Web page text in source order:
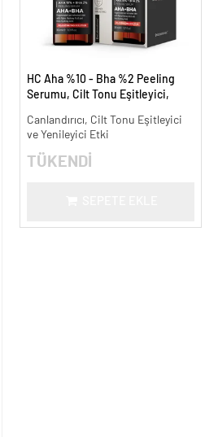
HC Aha %10 - Bha %2 Peeling
Serumu, Cilt Tonu Eşitleyici,
Canlandırıcı, Cilt Tonu Eşitleyici
ve Yenileyici Etki
TÜKENDİ